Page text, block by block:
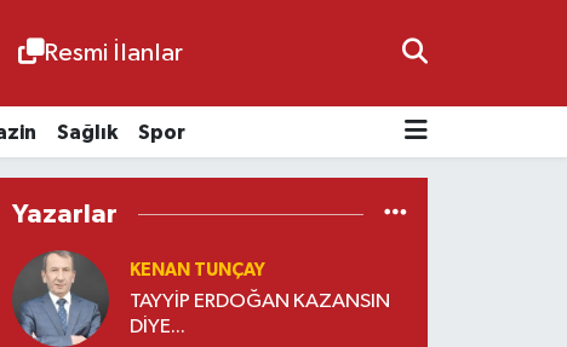
Resmi İlanlar
Sağlık Spor
Yazarlar
KENAN TUNÇAY
TAYYİP ERDOĞAN KAZANSIN
DİYE...